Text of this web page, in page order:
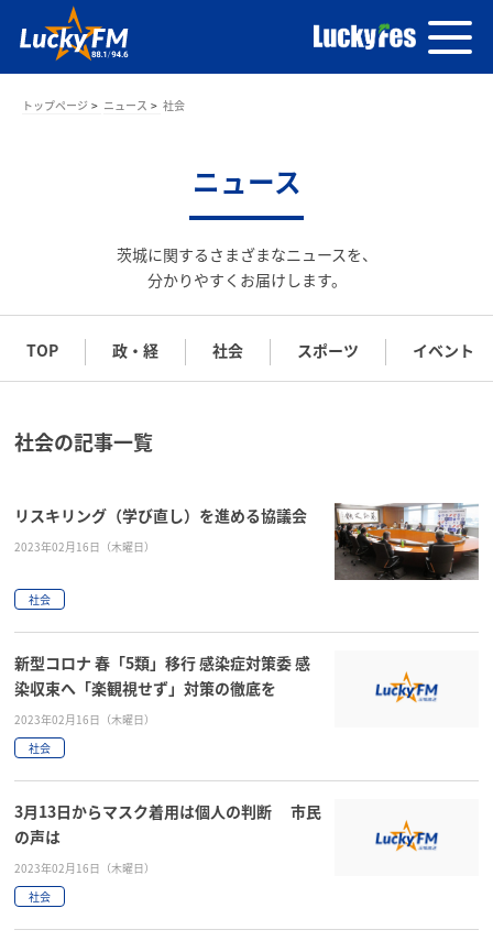
トップページ ニュース 社会
ニュース
茨城に関するさまざまなニュースを、
分かりやすくお届けします。
TOP 政・経 社会 スポーツ イベント
社会の記事一覧
リスキリング（学び直し）を進める協議会
2023年02月16日（木曜日）
社会
新型コロナ 春「5類」移行 感染症対策委 感
染収束へ「楽観視せず」対策の徹底を
2023年02月16日（木曜日）
社会
3月13日からマスク着用は個人の判断 市民
の声は
2023年02月16日（木曜日）
社会